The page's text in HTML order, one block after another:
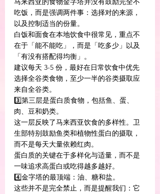
吃饭，而是强调两件事：选择对的来源，
以及控制适当的份量。
白饭和面食在本地饮食中很常见，重点不
在于「能不能吃」，而是「吃多少」以及
「有没有搭配得均衡」。
建议每天 3-5 份，最好在日常饮食中优先
选择全谷类食物，至少一半的谷类摄取应
来自全谷类。
3️⃣第三层是蛋白质食物，包括鱼、蛋、
肉、豆和奶类。
这一层反映了马来西亚饮食的多样性。卫
生部特别鼓励鱼类和植物性蛋白的摄取，
而不是每天大量依赖红肉。
蛋白质的关键在于多样化与适量，而不是
一味追求高蛋白或吃得越多越好。
4️⃣金字塔的最顶端：油、糖和盐。
这些并不是完全禁止，而是提醒我们：它